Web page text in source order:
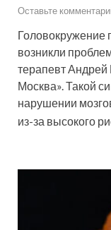
Оставьте
Головокружение
возникли
терапевт Андрей
Москва». Такой
нарушении
из-за высокого